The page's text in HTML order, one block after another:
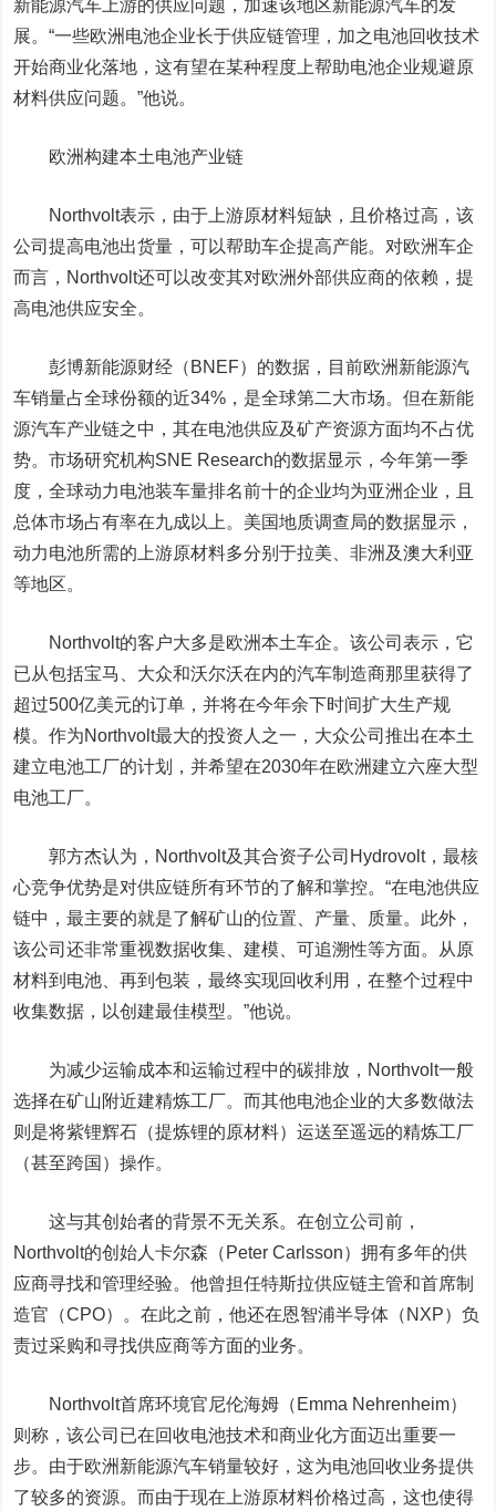
新能源汽车上游的供应问题，加速该地区新能源汽车的发
展。“一些欧洲电池企业长于供应链管理，加之电池回收技术
开始商业化落地，这有望在某种程度上帮助电池企业规避原
材料供应问题。”他说。
欧洲构建本土电池产业链
Northvolt表示，由于上游原材料短缺，且价格过高，该
公司提高电池出货量，可以帮助车企提高产能。对欧洲车企
而言，Northvolt还可以改变其对欧洲外部供应商的依赖，提
高电池供应安全。
彭博新能源财经（BNEF）的数据， 目前欧洲新能源汽
车销量占全球份额的近34%，是全球第二大市场。但在新能
源汽车产业链之中，其在电池供应及矿产资源方面均不占优
势。市场研究机构SNE Research的数据显示，今年第一季
度，全球动力电池装车量排名前十的企业均为亚洲企业，且
总体市场占有率在九成以上。美国地质调查局的数据显示，
动力电池所需的上游原材料多分别于拉美、非洲及澳大利亚
等地区。
Northvolt的客户大多是欧洲本土车企。该公司表示，它
已从包括宝马、大众和沃尔沃在内的汽车制造商那里获得了
超过500亿美元的订单，并将在今年余下时间扩大生产规
模。作为Northvolt最大的投资人之一，大众公司推出在本土
建立电池工厂的计划，并希望在2030年在欧洲建立六座大型
电池工厂。
郭方杰认为，Northvolt及其合资子公司Hydrovolt，最核
心竞争优势是对供应链所有环节的了解和掌控。“在电池供应
链中，最主要的就是了解矿山的位置、产量、质量。此外，
该公司还非常重视数据收集、建模、可追溯性等方面。从原
材料到电池、再到包装，最终实现回收利用，在整个过程中
收集数据，以创建最佳模型。”他说。
为减少运输成本和运输过程中的碳排放，Northvolt一般
选择在矿山附近建精炼工厂。而其他电池企业的大多数做法
则是将紫锂辉石（提炼锂的原材料）运送至遥远的精炼工厂
（甚至跨国）操作。
这与其创始者的背景不无关系。在创立公司前，
Northvolt的创始人卡尔森（Peter Carlsson）拥有多年的供
应商寻找和管理经验。他曾担任特斯拉供应链主管和首席制
造官（CPO）。在此之前，他还在恩智浦半导体（NXP）负
责过采购和寻找供应商等方面的业务。
Northvolt首席环境官尼伦海姆（Emma Nehrenheim）
则称，该公司已在回收电池技术和商业化方面迈出重要一
步。由于欧洲新能源汽车销量较好，这为电池回收业务提供
了较多的资源。而由于现在上游原材料价格过高，这也使得